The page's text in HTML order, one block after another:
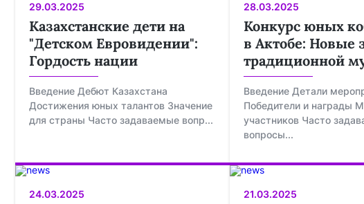
29.03.2025
Казахстанские дети на
"Детском Евровидении":
Гордость нации
Введение Дебют Казахстана
Достижения юных талантов Значение
для страны Часто задаваемые вопр...
28.03.2025
Конкурс юных
в Актобе: Новые
традиционной
Введение Детали
Победители и награды
участников Часто
вопросы...
24.03.2025 21.03.2025